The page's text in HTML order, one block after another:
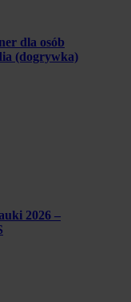
dla osób
(dogrywka)
2026 –